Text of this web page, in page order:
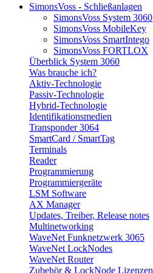
SimonsVoss - Schließanlagen
SimonsVoss System 3060
SimonsVoss MobileKey
SimonsVoss SmartIntego
SimonsVoss FORTLOX
Überblick System 3060
Was brauche ich?
Aktiv-Technologie
Passiv-Technologie
Hybrid-Technologie
Identifikationsmedien
Transponder 3064
SmartCard / SmartTag
Terminals
Reader
Programmierung
Programmiergeräte
LSM Software
AX Manager
Updates, Treiber, Release notes
Multinetworking
WaveNet Funknetzwerk 3065
WaveNet LockNodes
WaveNet Router
Zubehör & LockNode Lizenzen